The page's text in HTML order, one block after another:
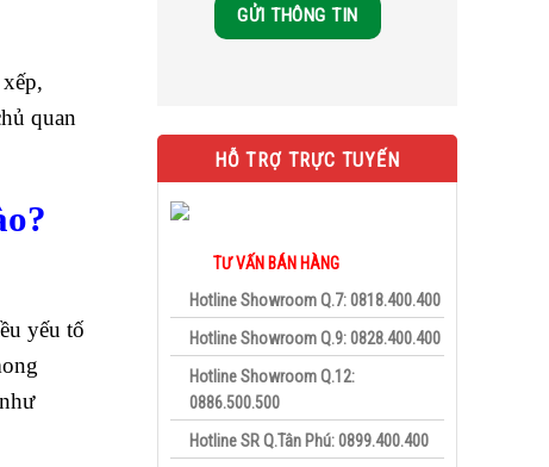
quan
yếu tố
HỖ TRỢ TRỰC TUYẾN
TƯ VẤN BÁN HÀNG
Hotline Showroom Q.7: 0818.400.400
Hotline Showroom Q.9: 0828.400.400
Hotline Showroom Q.12:
0886.500.500
Hotline SR Q.Tân Phú: 0899.400.400